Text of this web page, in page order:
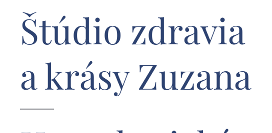
Štúdio zdravia
a krásy Zuzana